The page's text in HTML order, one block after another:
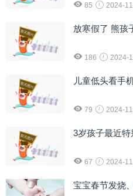
85 2024-
放寒假了 熊孩
186 2024-
儿童低头看手
79 2024-
3岁孩子最近特
67 2024-
宝宝春节发烧